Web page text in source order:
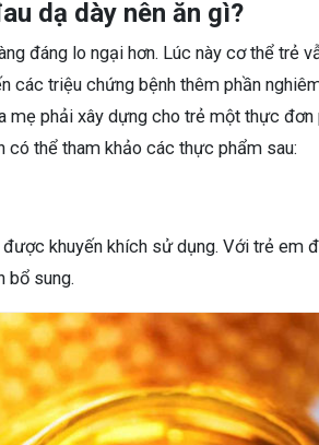
dạ dày nên ăn gì?
đáng lo ngại hơn. Lúc này cơ thể trẻ
các triệu chứng bệnh thêm phần
mẹ phải xây dựng cho trẻ một thực đơn
có thể tham khảo các thực phẩm sau:
khuyến khích sử dụng. Với trẻ em
bổ sung.